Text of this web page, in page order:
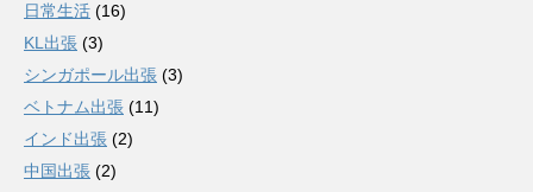
日常生活 (16)
KL出張 (3)
シンガポール出張 (3)
ベトナム出張 (11)
インド出張 (2)
中国出張 (2)